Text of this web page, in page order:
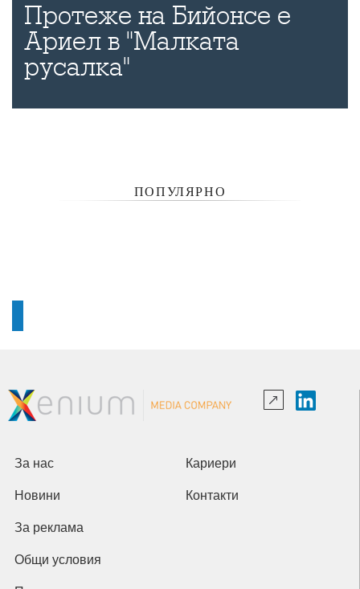
Протеже на Бийонсе е
Ариел в "Малката
русалка"
ПОПУЛЯРНО
За нас Кариери
Новини Контакти
За реклама
Общи условия